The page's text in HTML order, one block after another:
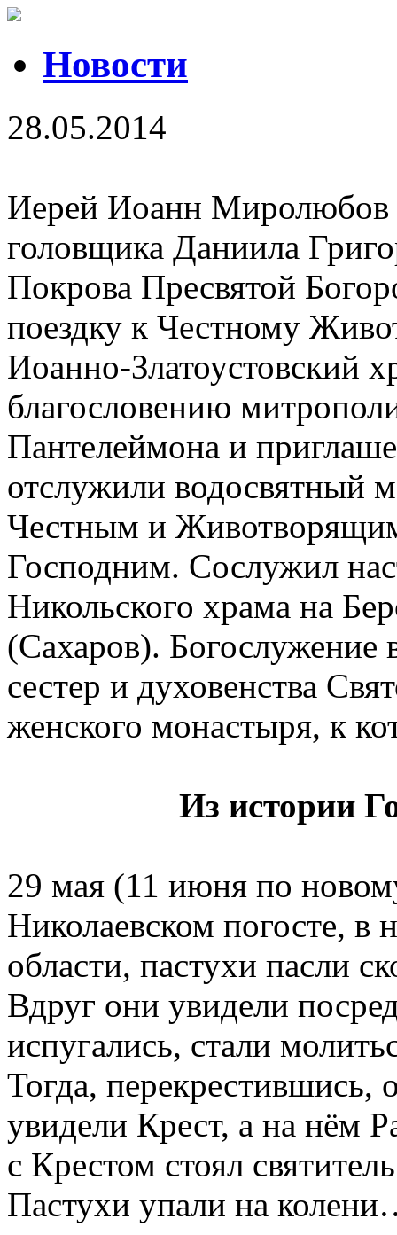
Новости
28.05.2014
Иерей Иоанн Миролюбов
головщика Даниила
Покрова Пресвятой
поездку к Честному
Иоанно-Златоустовский
благословению
Пантелеймона и
отслужили водосвятный
Честным и
Господним. Сослужил
Никольского храма на
(Сахаров). Богослужение
сестер и духовенства
женского монастыря, к
Из истории
29 мая (11 июня по
Николаевском погосте,
области, пастухи пасли
Вдруг они увидели
испугались, стали
Тогда, перекрестившись,
увидели Крест, а на нём
с Крестом стоял
Пастухи упали на